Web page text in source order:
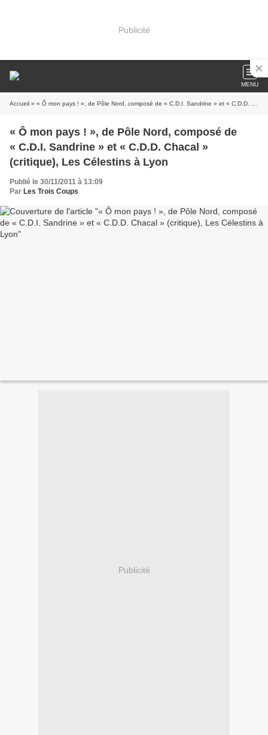
Publicité
MENU
Accueil » « Ô mon pays ! », de Pôle Nord, composé de « C.D.I. Sandrine » et « C.D.D. Chacal » (critique), Les Célestins à Lyon
« Ô mon pays ! », de Pôle Nord, composé de
« C.D.I. Sandrine » et « C.D.D. Chacal »
(critique), Les Célestins à Lyon
Publié le 30/11/2011 à 13:09
Par Les Trois Coups
Publicité